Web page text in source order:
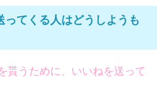
ってくる人はどうしようも
貰うために、いいねを送って